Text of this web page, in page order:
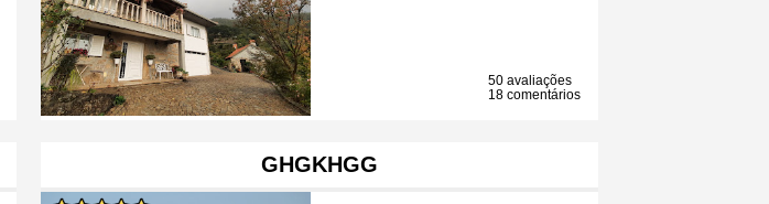
50 avaliações
18 comentários
GHGKHGG